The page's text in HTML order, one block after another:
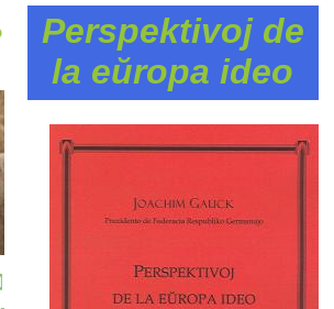
Perspektivoj de
la eŭropa ideo